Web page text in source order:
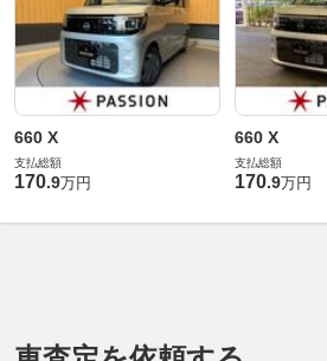
660 X
支払総額
170.9万円
660 X
支払総額
170.9万円